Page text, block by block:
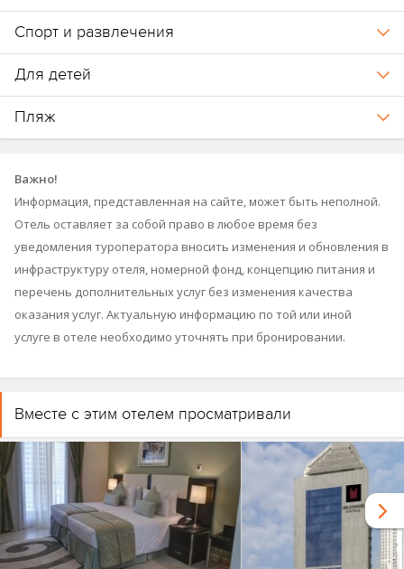
Спорт и развлечения
Для детей
Пляж
Важно!
Информация, представленная на сайте, может быть неполной.
Отель оставляет за собой право в любое время без
уведомления туроператора вносить изменения и обновления в
инфраструктуру отеля, номерной фонд, концепцию питания и
перечень дополнительных услуг без изменения качества
оказания услуг. Актуальную информацию по той или иной
услуге в отеле необходимо уточнять при бронировании.
Вместе с этим отелем просматривали